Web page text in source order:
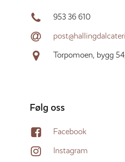
953 36 610
Torpomoen, bygg
Følg oss
Facebook
Instagram